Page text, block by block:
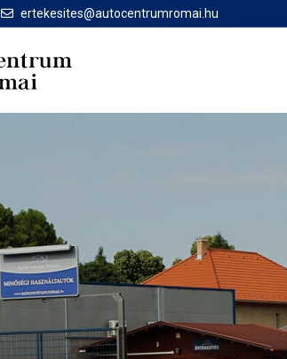
ertekesites@autocentrumromai.hu